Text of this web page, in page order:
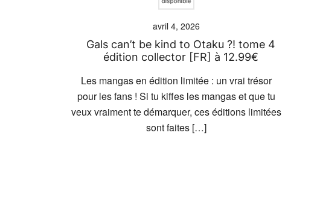
avril 4, 2026
Gals can’t be kind to Otaku ?! tome 4
édition collector [FR] à 12.99€
Les mangas en édition limitée : un vrai trésor
pour les fans ! Si tu kiffes les mangas et que tu
veux vraiment te démarquer, ces éditions limitées
sont faites […]